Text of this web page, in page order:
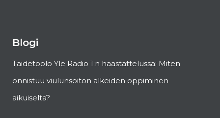
Blogi
Taidetöölö Yle Radio 1:n haastattelussa: Miten
onnistuu viulunsoiton alkeiden oppiminen
aikuiselta?